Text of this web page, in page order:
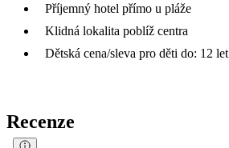
Příjemný hotel přímo u pláže
Klidná lokalita poblíž centra
Dětská cena/sleva pro děti do: 12 let
Recenze